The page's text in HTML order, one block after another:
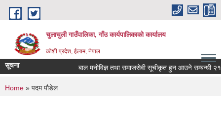
Skip to main content
चुलाचुली गाउँपालिका, गाँउ कार्यपालिकाको कार्यालय
कोशी प्रदेश, ईलाम, नेपाल
सूचना बाल मनोविज्ञ तथा समाजसेवी सूचीकृत हुन आउने सम्बन्धी २१
You are here
Home » पदम पौडेल